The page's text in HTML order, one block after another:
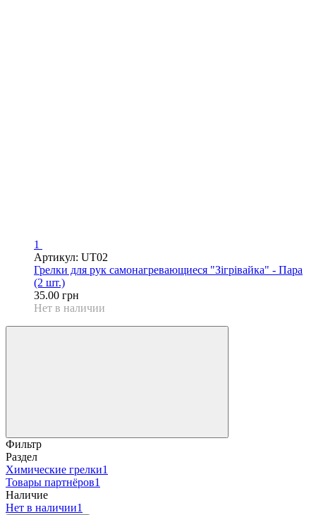
1
Артикул: UT02
Грелки для рук самонагревающиеся "Зігрівайка" - Пара
(2 шт.)
35.00 грн
Нет в наличии
Фильтр
Раздел
Химические грелки1
Товары партнёров1
Наличие
Нет в наличии1